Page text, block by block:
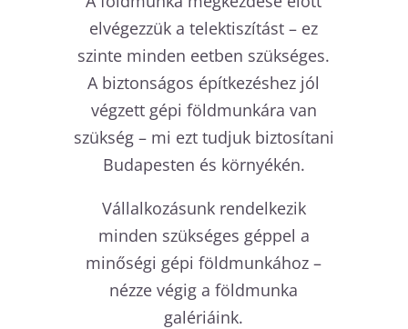
elvégezzük a telektiszítást – ez
szinte minden eetben szükséges.
A biztonságos építkezéshez jól
végzett gépi földmunkára van
szükség – mi ezt tudjuk biztosítani
Budapesten és környékén.
Vállalkozásunk rendelkezik
minden szükséges géppel a
minőségi gépi földmunkához –
nézze végig a földmunka
galériáink.